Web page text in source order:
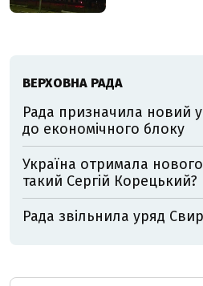
ВЕРХОВНА РАДА
Рада призначила новий
до економічного блоку
Україна отримала
такий Сергій Корецький?
Рада звільнила уряд